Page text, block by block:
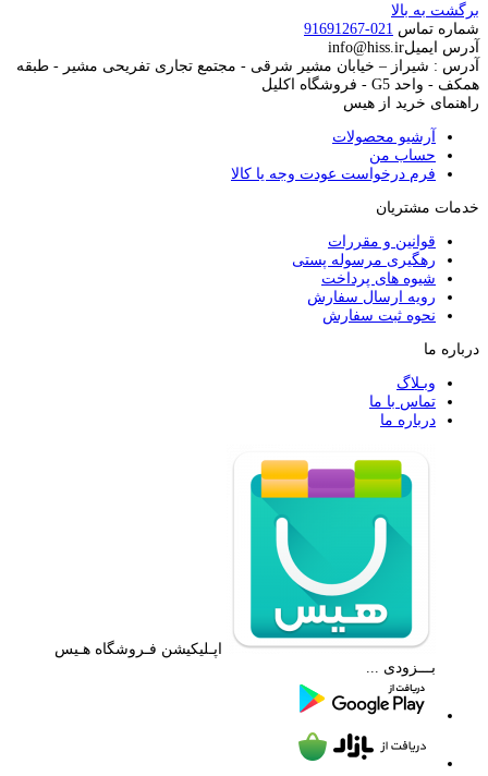
برگشت به بالا
شماره تماس 021-91691267
آدرس ایمیلinfo@hiss.ir
آدرس : شیراز – خیابان مشیر شرقی - مجتمع تجاری تفریحی مشیر - طبقه
همکف - واحد G5 - فروشگاه اکلیل
راهنمای خرید از هیس
آرشیو محصولات
حساب من
فرم درخواست عودت وجه یا کالا
خدمات مشتریان
قوانین و مقررات
رهگیری مرسوله پستی
شیوه های پرداخت
رویه ارسال سفارش
نحوه ثبت سفارش
درباره ما
وبـلاگ
تماس با ما
درباره ما
اپـلیکیشن فـروشگاه هـیس
بـــزودی ...